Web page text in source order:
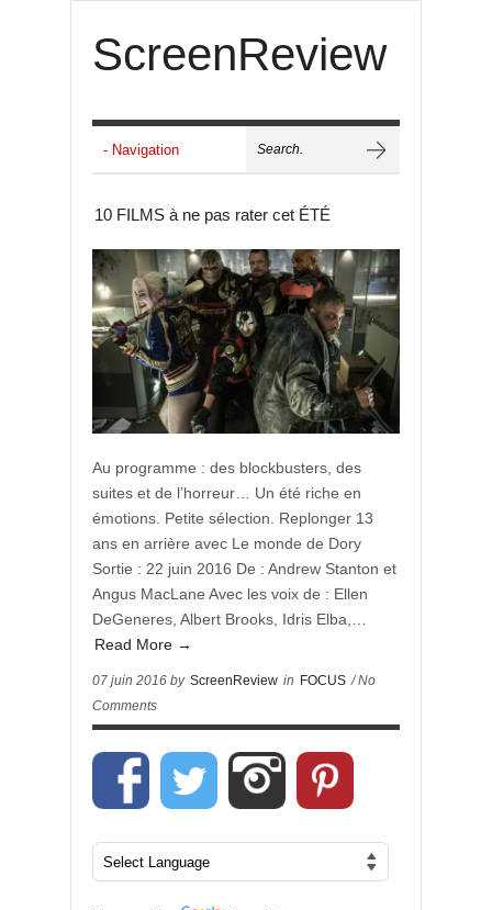
ScreenReview
10 FILMS à ne pas rater cet ÉTÉ
Au programme : des blockbusters, des
suites et de l’horreur… Un été riche en
émotions. Petite sélection. Replonger 13
ans en arrière avec Le monde de Dory
Sortie : 22 juin 2016 De : Andrew Stanton et
Angus MacLane Avec les voix de : Ellen
DeGeneres, Albert Brooks, Idris Elba,…
Read More →
07 juin 2016 by ScreenReview in FOCUS / No
Comments